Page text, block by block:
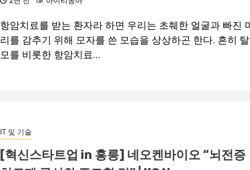
항암치료를 받는 환자라 하면 우리는 초췌한 얼굴과 빠진
리를 감추기 위해 모자를 쓴 모습을 상상하곤 한다. 흔히 탈
모를 비롯한 항암치료...
IT 및 기술
[혁신스타트업 in 홍릉] 네오켄바이오 “뇌전증